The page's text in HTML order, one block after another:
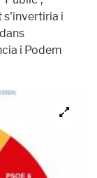
s'invertiria i
i Podem